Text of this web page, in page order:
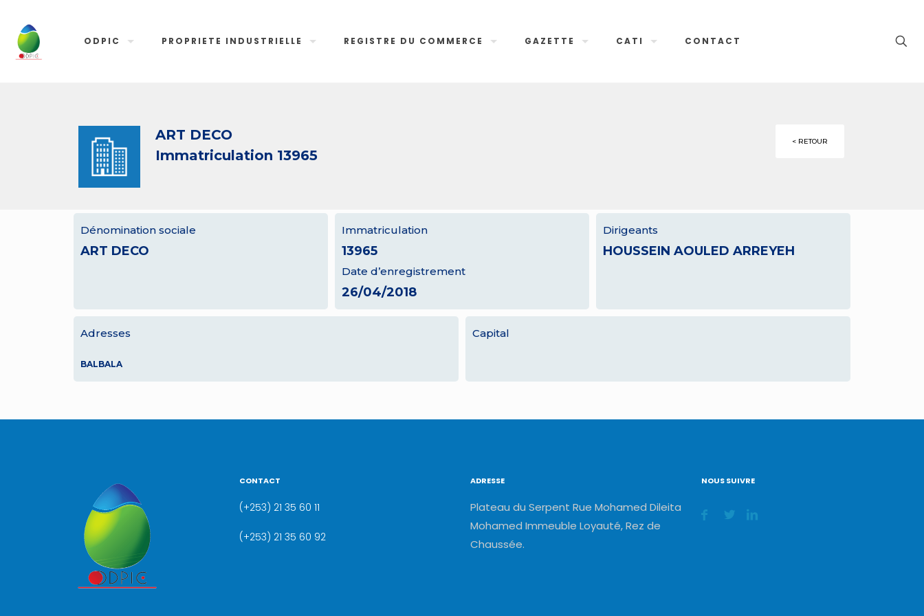
ODPIC PROPRIETE INDUSTRIELLE REGISTRE DU COMMERCE GAZETTE CATI CONTACT
ART DECO
Immatriculation 13965
< RETOUR
Dénomination sociale
ART DECO
Immatriculation
13965
Date d’enregistrement
26/04/2018
Dirigeants
HOUSSEIN AOULED ARREYEH
Adresses
BALBALA
Capital
CONTACT
(+253) 21 35 60 11
(+253) 21 35 60 92
ADRESSE
Plateau du Serpent Rue Mohamed Dileita
Mohamed Immeuble Loyauté, Rez de
Chaussée.
NOUS SUIVRE